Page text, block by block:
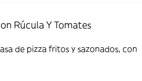
Rúcula Y Tomates
de pizza fritos y sazonados, con